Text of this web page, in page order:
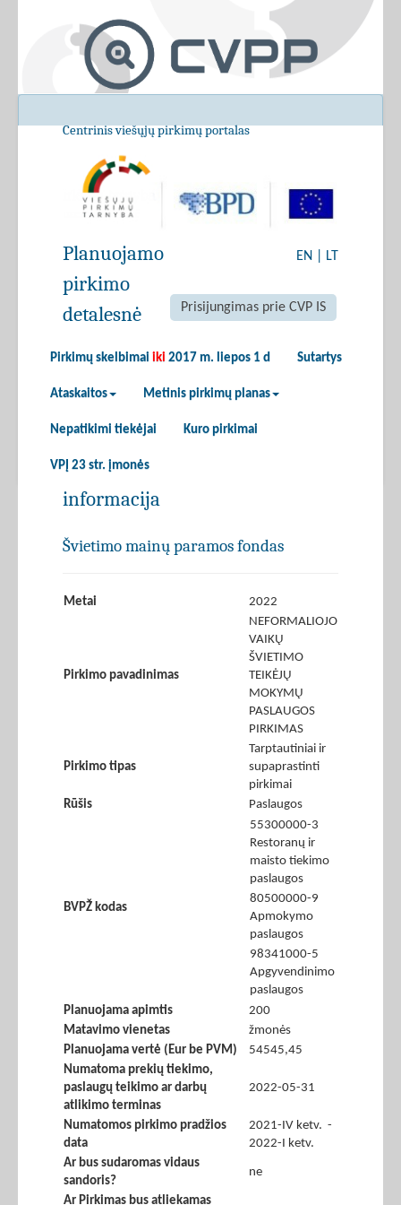
Centrinis viešųjų pirkimų portalas
EN LT
Prisijungimas prie CVP IS
Pirkimų skelbimai iki 2017 m. liepos 1 d Sutartys
Ataskaitos Metinis pirkimų planas
Nepatikimi tiekėjai Kuro pirkimai
VPĮ 23 str. įmonės
Planuojamo
pirkimo
detalesnė
informacija
Švietimo mainų paramos fondas
Metai 2022
Pirkimo pavadinimas
NEFORMALIOJO
VAIKŲ
ŠVIETIMO
TEIKĖJŲ
MOKYMŲ
PASLAUGOS
PIRKIMAS
Pirkimo tipas
Tarptautiniai ir
supaprastinti
pirkimai
Rūšis
Paslaugos
BVPŽ kodas
55300000-3
Restoranų ir
maisto tiekimo
paslaugos
80500000-9
Apmokymo
paslaugos
98341000-5
Apgyvendinimo
paslaugos
Planuojama apimtis
200
Matavimo vienetas
žmonės
Planuojama vertė (Eur be PVM)
54545,45
Numatoma prekių tiekimo,
paslaugų teikimo ar darbų
atlikimo terminas
2022-05-31
Numatomos pirkimo pradžios
data
2021-IV ketv. -
2022-I ketv.
Ar bus sudaromas vidaus
sandoris?
ne
Ar Pirkimas bus atliekamas